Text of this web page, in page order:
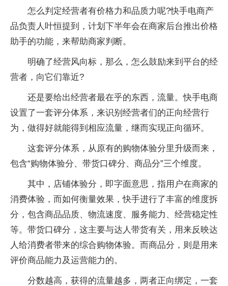
怎么判定经营者有价格力和品质力呢?快手电商产
品负责人叶恒提到，计划下半年会在商家后台推出价格
助手的功能，来帮助商家判断。
明确了经营风向标，那么，怎么鼓励来到平台的经
营者，向它们靠近?
还是要给出经营者最在乎的东西，流量。快手电商
设置了一套评分体系，来识别经营者们的正向经营行
为，做得好就能得到相应流量，继而实现正向循环。
这套评分体系，从原有的购物体验分里升级而来，
包含“购物体验分、带货口碑分、商品分”三个维度。
其中，店铺体验分，即字面意思，指用户在商家的
消费体验，而如何衡量效果，快手进行了丰富的维度拆
分，包含商品品质、物流速度、服务能力、经营稳定性
等。带货口碑分，这主要与达人带货有关，用来反映达
人给消费者带来的综合购物体验。而商品分，则是用来
评价商品能力及运营能力的。
分数越高，获得的流量越多，两者正向绑定，一套